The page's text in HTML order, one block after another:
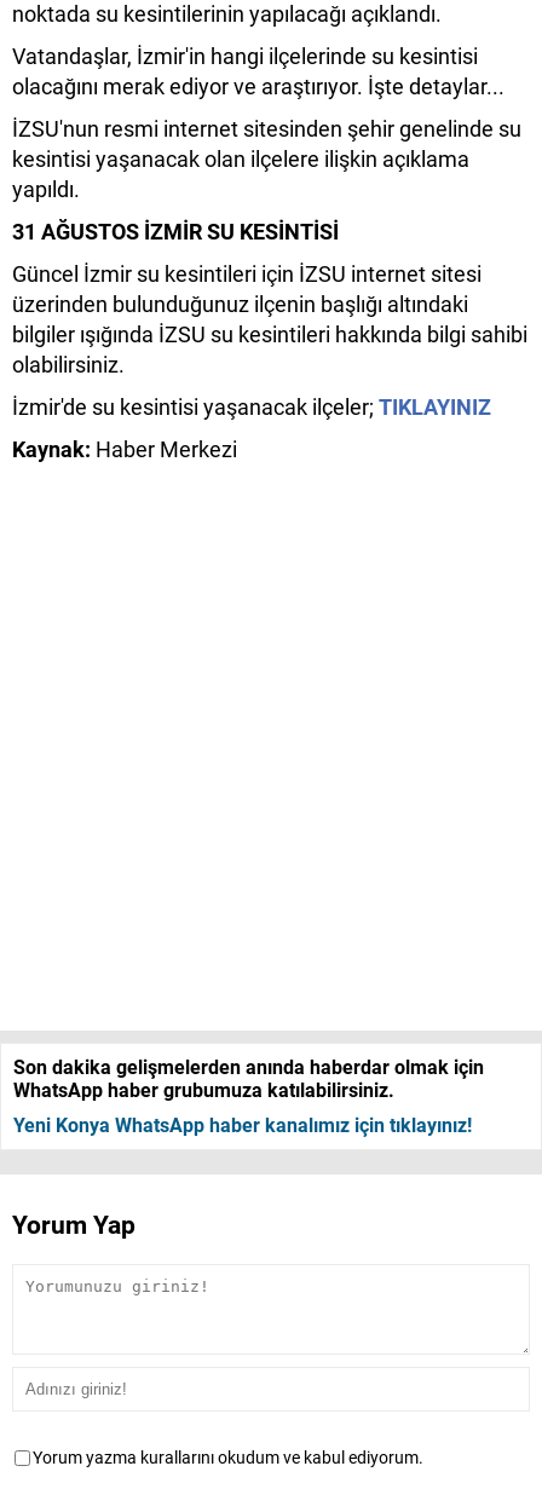
noktada su kesintilerinin yapılacağı açıklandı.
Vatandaşlar, İzmir'in hangi ilçelerinde su kesintisi
olacağını merak ediyor ve araştırıyor. İşte detaylar...
İZSU'nun resmi internet sitesinden şehir genelinde su
kesintisi yaşanacak olan ilçelere ilişkin açıklama
yapıldı.
31 AĞUSTOS İZMİR SU KESİNTİSİ
Güncel İzmir su kesintileri için İZSU internet sitesi
üzerinden bulunduğunuz ilçenin başlığı altındaki
bilgiler ışığında İZSU su kesintileri hakkında bilgi sahibi
olabilirsiniz.
İzmir'de su kesintisi yaşanacak ilçeler; TIKLAYINIZ
Kaynak: Haber Merkezi
Son dakika gelişmelerden anında haberdar olmak için
WhatsApp haber grubumuza katılabilirsiniz.
Yeni Konya WhatsApp haber kanalımız için tıklayınız!
Yorum Yap
Yorum yazma kurallarını okudum ve kabul ediyorum.